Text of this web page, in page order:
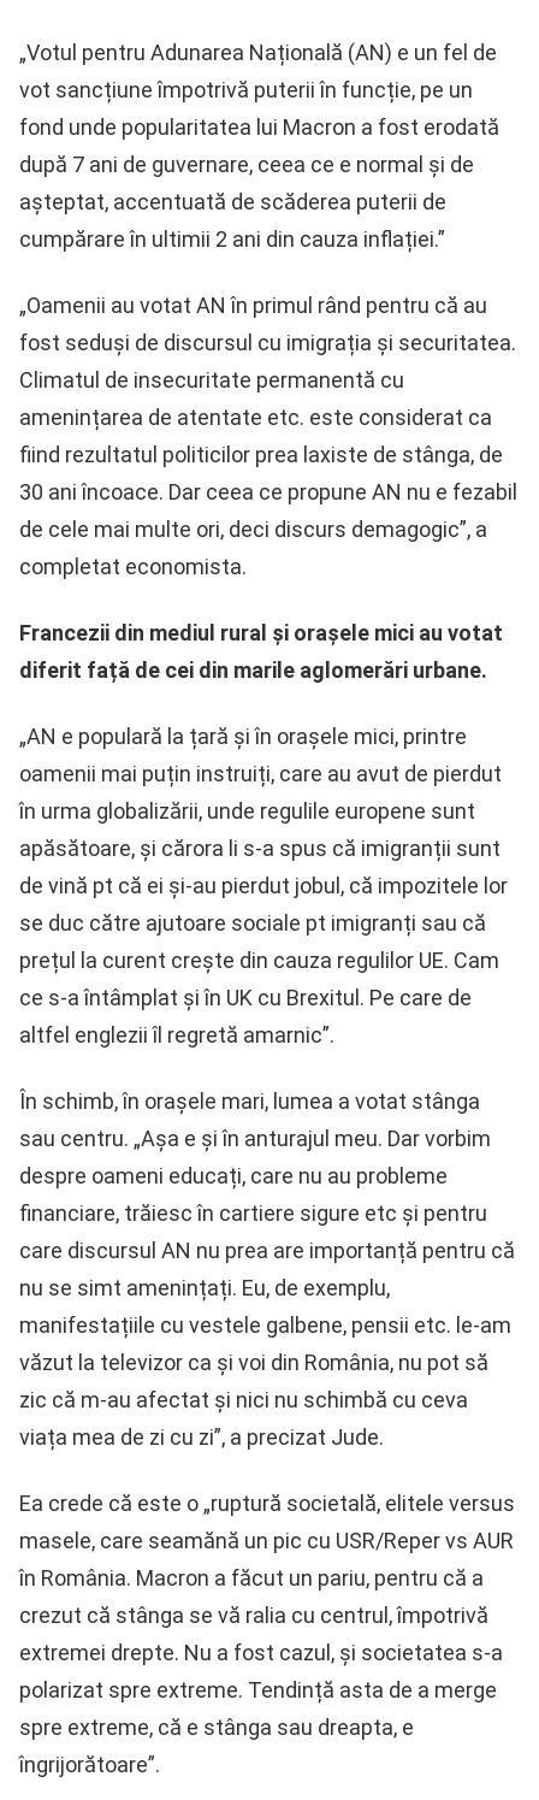
„Votul pentru Adunarea Națională (AN) e un fel de
vot sancțiune împotrivă puterii în funcție, pe un
fond unde popularitatea lui Macron a fost erodată
după 7 ani de guvernare, ceea ce e normal și de
așteptat, accentuată de scăderea puterii de
cumpărare în ultimii 2 ani din cauza inflației.”
„Oamenii au votat AN în primul rând pentru că au
fost seduși de discursul cu imigrația și securitatea.
Climatul de insecuritate permanentă cu
amenințarea de atentate etc. este considerat ca
fiind rezultatul politicilor prea laxiste de stânga, de
30 ani încoace. Dar ceea ce propune AN nu e fezabil
de cele mai multe ori, deci discurs demagogic”, a
completat economista.
Francezii din mediul rural și orașele mici au votat
diferit față de cei din marile aglomerări urbane.
„AN e populară la țară și în orașele mici, printre
oamenii mai puțin instruiți, care au avut de pierdut
în urma globalizării, unde regulile europene sunt
apăsătoare, și cărora li s-a spus că imigranții sunt
de vină pt că ei și-au pierdut jobul, că impozitele lor
se duc către ajutoare sociale pt imigranți sau că
prețul la curent crește din cauza regulilor UE. Cam
ce s-a întâmplat și în UK cu Brexitul. Pe care de
altfel englezii îl regretă amarnic”.
În schimb, în orașele mari, lumea a votat stânga
sau centru. „Așa e și în anturajul meu. Dar vorbim
despre oameni educați, care nu au probleme
financiare, trăiesc în cartiere sigure etc și pentru
care discursul AN nu prea are importanță pentru că
nu se simt amenințați. Eu, de exemplu,
manifestațiile cu vestele galbene, pensii etc. le-am
văzut la televizor ca și voi din România, nu pot să
zic că m-au afectat și nici nu schimbă cu ceva
viața mea de zi cu zi”, a precizat Jude.
Ea crede că este o „ruptură societală, elitele versus
masele, care seamănă un pic cu USR/Reper vs AUR
în România. Macron a făcut un pariu, pentru că a
crezut că stânga se vă ralia cu centrul, împotrivă
extremei drepte. Nu a fost cazul, și societatea s-a
polarizat spre extreme. Tendință asta de a merge
spre extreme, că e stânga sau dreapta, e
îngrijorătoare”.